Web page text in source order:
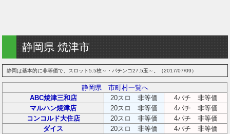
静岡県 焼津市
静岡は基本的に非等価で、スロット5.5枚～・パチンコ27.5玉～。（2017/07/09）
静岡県 市町村一覧へ
ABC焼津三和店
20スロ 非等価
4パチ 非等価
マルハン焼津店
20スロ 非等価
4パチ 非等価
コンコルド大住店
20スロ 非等価
4パチ 非等価
ダイス
20スロ 非等価
4パチ 非等価